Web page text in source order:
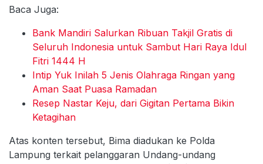
Baca Juga:
Bank Mandiri Salurkan Ribuan Takjil Gratis di
Seluruh Indonesia untuk Sambut Hari Raya Idul
Fitri 1444 H
Intip Yuk Inilah 5 Jenis Olahraga Ringan yang
Aman Saat Puasa Ramadan
Resep Nastar Keju, dari Gigitan Pertama Bikin
Ketagihan
Atas konten tersebut, Bima diadukan ke Polda
Lampung terkait pelanggaran Undang-undang